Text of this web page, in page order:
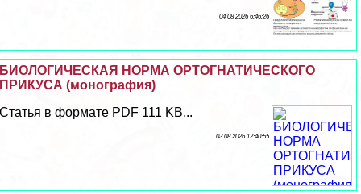
04 08 2026 6:46:26
БИОЛОГИЧЕСКАЯ НОРМА ОРТОГНАТИЧЕСКОГО
ПРИКУСА (монография)
Статья в формате PDF 111 KB...
03 08 2026 12:40:55